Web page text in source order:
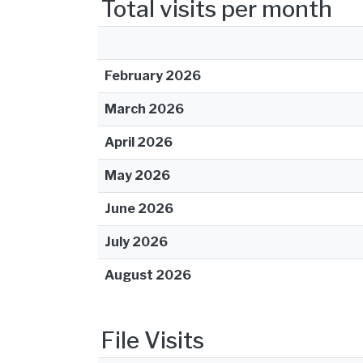
Total visits per month
February 2026
March 2026
April 2026
May 2026
June 2026
July 2026
August 2026
File Visits